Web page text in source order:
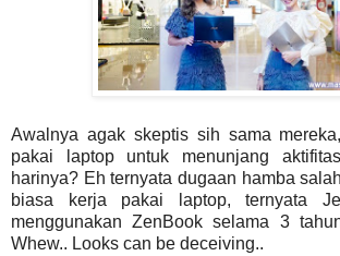
Awalnya agak skeptis sih sama
pakai laptop untuk menunjang
harinya? Eh ternyata dugaan hamba
biasa kerja pakai laptop, ternyata
menggunakan ZenBook selama 3
Whew.. Looks can be deceiving..